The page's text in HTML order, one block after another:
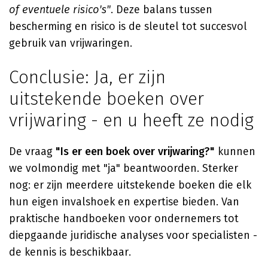
of eventuele risico's". Deze balans tussen
bescherming en risico is de sleutel tot succesvol
gebruik van vrijwaringen.
Conclusie: Ja, er zijn
uitstekende boeken over
vrijwaring - en u heeft ze nodig
De vraag "Is er een boek over vrijwaring?" kunnen
we volmondig met "ja" beantwoorden. Sterker
nog: er zijn meerdere uitstekende boeken die elk
hun eigen invalshoek en expertise bieden. Van
praktische handboeken voor ondernemers tot
diepgaande juridische analyses voor specialisten -
de kennis is beschikbaar.